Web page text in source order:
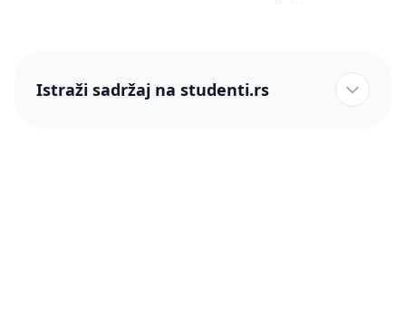
Istraži sadržaj na studenti.rs